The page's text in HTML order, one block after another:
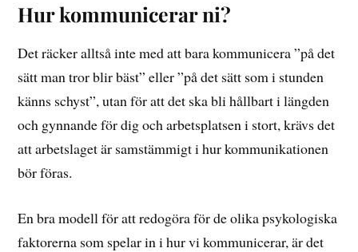
Hur kommunicerar ni?
Det räcker alltså inte med att bara kommunicera ”på det
sätt man tror blir bäst” eller ”på det sätt som i stunden
känns schyst”, utan för att det ska bli hållbart i längden
och gynnande för dig och arbetsplatsen i stort, krävs det
att arbetslaget är samstämmigt i hur kommunikationen
bör föras.
En bra modell för att redogöra för de olika psykologiska
faktorerna som spelar in i hur vi kommunicerar, är det